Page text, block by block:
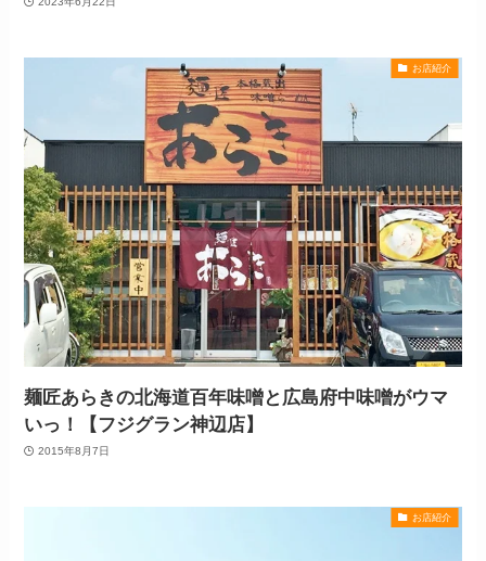
お店紹介
麺匠あらきの北海道百年味噌と広島府中味噌がウマ
いっ！【フジグラン神辺店】
2015年8月7日
お店紹介